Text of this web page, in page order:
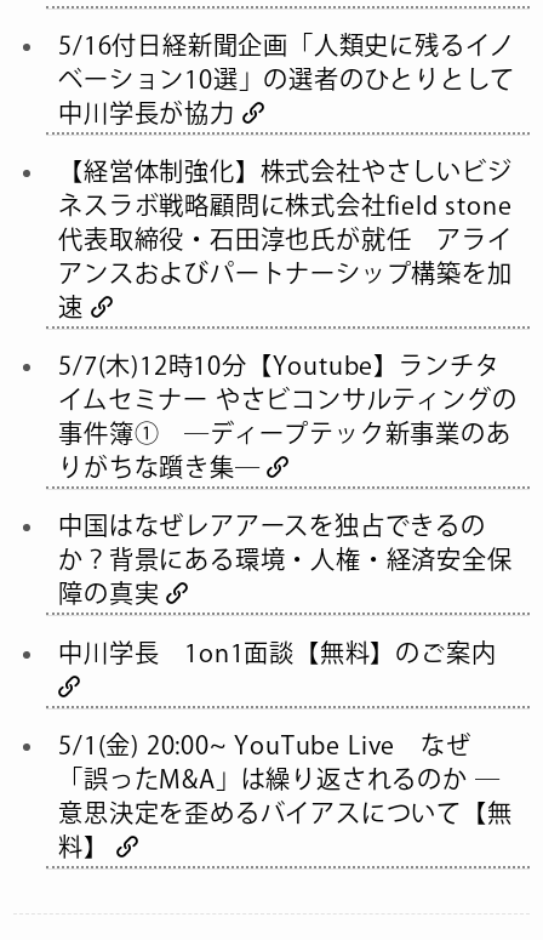
5/16付日経新聞企画「人類史に残るイノ
ベーション10選」の選者のひとりとして
中川学長が協力
【経営体制強化】株式会社やさしいビジ
ネスラボ戦略顧問に株式会社field stone
代表取締役・石田淳也氏が就任 アライ
アンスおよびパートナーシップ構築を加
速
5/7(木)12時10分【Youtube】ランチタ
イムセミナー やさビコンサルティングの
事件簿① ―ディープテック新事業のあ
りがちな躓き集―
中国はなぜレアアースを独占できるの
か？背景にある環境・人権・経済安全保
障の真実
中川学長 1on1面談【無料】のご案内
5/1(金) 20:00~ YouTube Live なぜ
「誤ったM&A」は繰り返されるのか ―
意思決定を歪めるバイアスについて【無
料】